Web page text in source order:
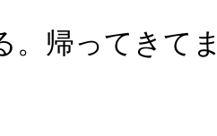
。帰ってきて